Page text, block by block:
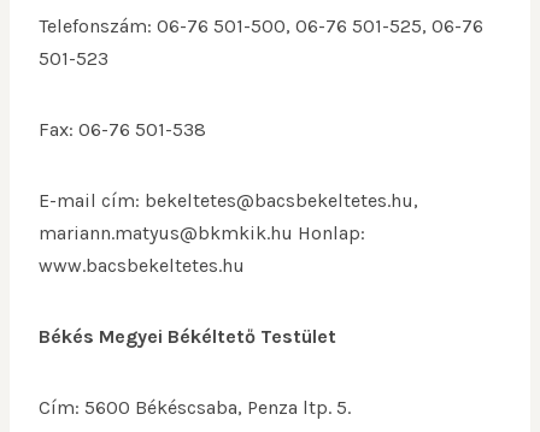
Telefonszám: 06-76 501-500, 06-76 501-525, 06-76
501-523
Fax: 06-76 501-538
E-mail cím: bekeltetes@bacsbekeltetes.hu,
mariann.matyus@bkmkik.hu Honlap:
www.bacsbekeltetes.hu
Békés Megyei Békéltető Testület
Cím: 5600 Békéscsaba, Penza ltp. 5.